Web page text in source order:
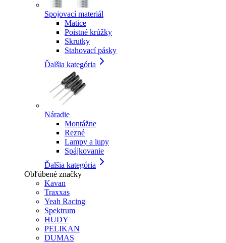
Spojovací materiál
Matice
Poistné krúžky
Skrutky
Stahovací pásky
Ďalšia kategória
Náradie
Montážne
Rezné
Lampy a lupy
Spájkovanie
Ďalšia kategória
Obľúbené značky
Kavan
Traxxas
Yeah Racing
Spektrum
HUDY
PELIKAN
DUMAS